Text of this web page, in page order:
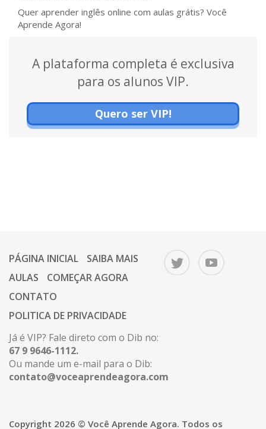
Quer aprender inglês online com aulas grátis? Você
Aprende Agora!
A plataforma completa é exclusiva
para os alunos VIP.
Quero ser VIP!
PÁGINA INICIAL
SAIBA MAIS
AULAS
COMEÇAR AGORA
CONTATO
POLITICA DE PRIVACIDADE
Já é VIP? Fale direto com o Dib no:
67 9 9646-1112.
Ou mande um e-mail para o Dib:
contato@voceaprendeagora.com
Copyright 2026 © Você Aprende Agora. Todos os